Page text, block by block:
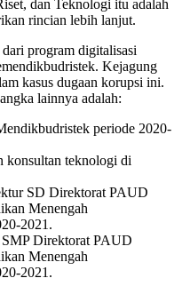
dan Teknologi itu adalah
rincian lebih lanjut.
program digitalisasi
Kejagung
kasus dugaan korupsi ini.
lainnya adalah:
periode 2020-
teknologi di
SD Direktorat PAUD
Menengah
2021.
Direktorat PAUD
Menengah
2021.